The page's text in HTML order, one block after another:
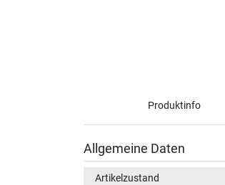
Produktinfo
Allgemeine Daten
Artikelzustand